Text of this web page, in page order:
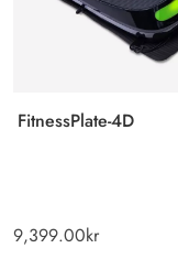
FitnessPlate-4D
9,399.00kr